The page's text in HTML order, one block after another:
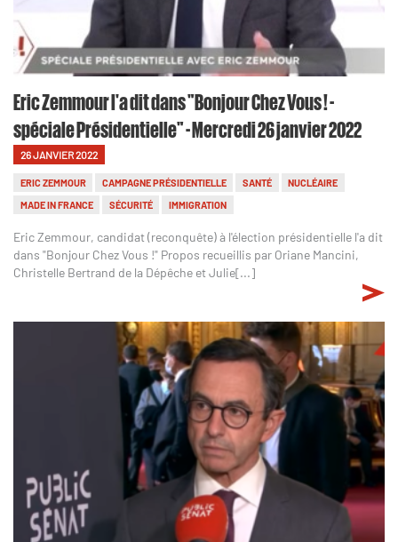
Eric Zemmour l'a dit dans "Bonjour Chez Vous ! -
spéciale Présidentielle" - Mercredi 26 janvier 2022
26 JANVIER 2022
ERIC ZEMMOUR CAMPAGNE PRÉSIDENTIELLE SANTÉ
NUCLÉAIRE
MADE IN FRANCE
SÉCURITÉ IMMIGRATION
Eric Zemmour, candidat (reconquête) à l'élection présidentielle l'a dit
dans "Bonjour Chez Vous !" Propos recueillis par Oriane Mancini,
Christelle Bertrand de la Dépêche et Julie[...]